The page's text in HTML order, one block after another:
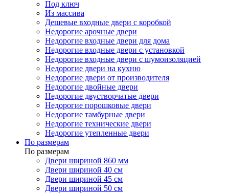
Под ключ
Из массива
Дешевые входные двери с коробкой
Недорогие арочные двери
Недорогие входные двери для дома
Недорогие входные двери с установкой
Недорогие входные двери с шумоизоляцией
Недорогие двери на кухню
Недорогие двери от производителя
Недорогие двойные двери
Недорогие двустворчатые двери
Недорогие порошковые двери
Недорогие тамбурные двери
Недорогие технические двери
Недорогие утепленные двери
По размерам
По размерам
Двери шириной 860 мм
Двери шириной 40 см
Двери шириной 45 см
Двери шириной 50 см